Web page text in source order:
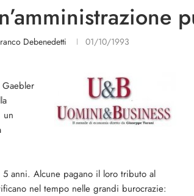
Debenedetti 01/10/1993
un
anni. Alcune pagano il loro tributo al
nel tempo nelle grandi burocrazie: